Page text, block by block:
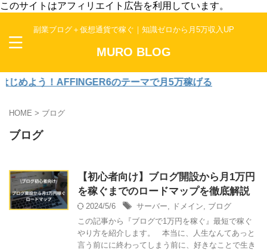
このサイトはアフィリエイト広告を利用しています。
副業ブログ＋仮想通貨で稼ぐ｜知識ゼロから月5万収入UP
MURO BLOG
よう！AFFINGER6のテーマで月5万稼げる
HOME > ブログ
ブログ
【初心者向け】ブログ開設から月1万円
を稼ぐまでのロードマップを徹底解説
2024/5/6 サーバー, ドメイン, ブログ
この記事から『ブログで1万円を稼ぐ』最短で稼ぐ
やり方を紹介します。 本当に、人生なんてあっと
言う前にに終わってしまう前に、好きなことで生き